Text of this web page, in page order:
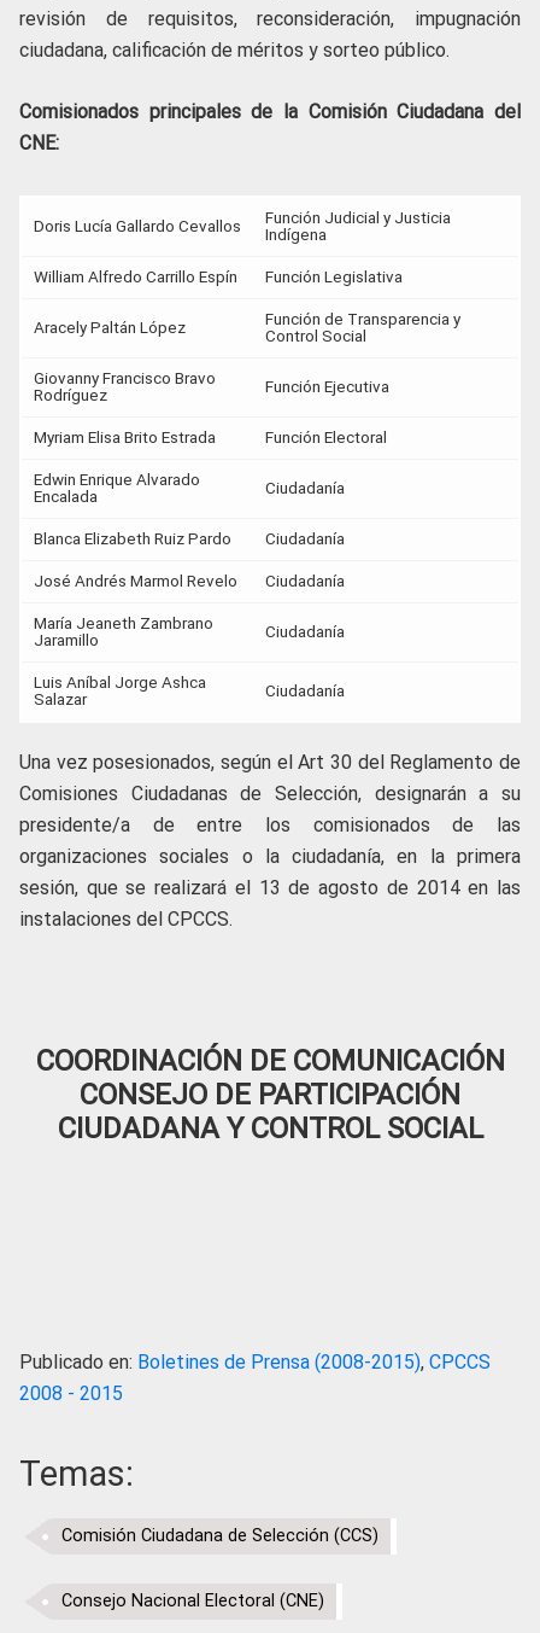
revisión de requisitos, reconsideración, impugnación
ciudadana, calificación de méritos y sorteo público.
Comisionados principales de la Comisión Ciudadana del
CNE:
Doris Lucía Gallardo Cevallos
Función Judicial y Justicia
Indígena
William Alfredo Carrillo Espín Función Legislativa
Aracely Paltán López
Función de Transparencia y
Control Social
Giovanny Francisco Bravo
Rodríguez
Función Ejecutiva
Myriam Elisa Brito Estrada Función Electoral
Edwin Enrique Alvarado
Encalada
Ciudadanía
Blanca Elizabeth Ruiz Pardo Ciudadanía
José Andrés Marmol Revelo Ciudadanía
María Jeaneth Zambrano
Jaramillo
Ciudadanía
Luis Aníbal Jorge Ashca
Salazar
Ciudadanía
Una vez posesionados, según el Art 30 del Reglamento de
Comisiones Ciudadanas de Selección, designarán a su
presidente/a de entre los comisionados de las
organizaciones sociales o la ciudadanía, en la primera
sesión, que se realizará el 13 de agosto de 2014 en las
instalaciones del CPCCS.
COORDINACIÓN DE COMUNICACIÓN
CONSEJO DE PARTICIPACIÓN
CIUDADANA Y CONTROL SOCIAL
Publicado en: Boletines de Prensa (2008-2015), CPCCS
2008 - 2015
Temas:
Comisión Ciudadana de Selección (CCS)
Consejo Nacional Electoral (CNE)